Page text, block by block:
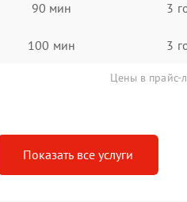
90 мин 3
100 мин 3
Цены в прайс-
Показать все услуги